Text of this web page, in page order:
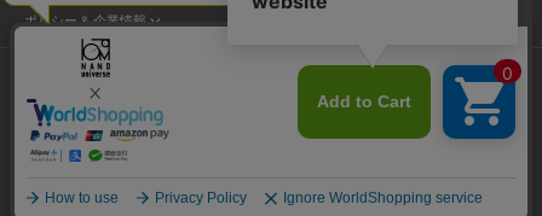
店舗検索
カスタマーサービス
ショッピングガイド
よくあるご質問
お問い合わせ
ポリシー & 企業情報
プライバシーポリシー
特定商取引法に基づく表記
運営会社